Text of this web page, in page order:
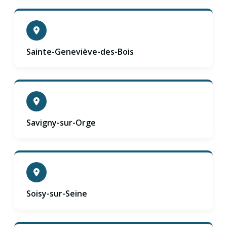
Sainte-Geneviève-des-Bois
Savigny-sur-Orge
Soisy-sur-Seine